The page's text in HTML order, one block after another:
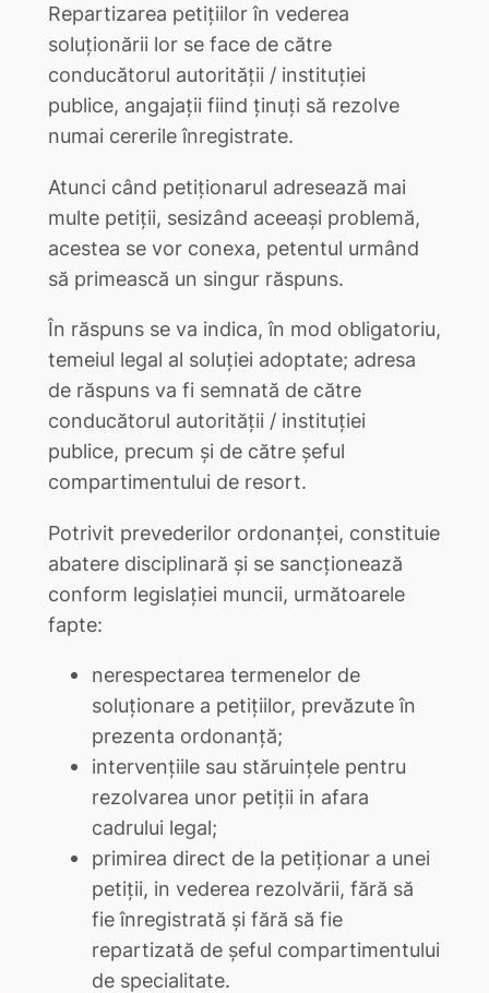
Repartizarea petiţiilor în vederea
soluţionării lor se face de către
conducătorul autorităţii / instituţiei
publice, angajaţii fiind ţinuţi să rezolve
numai cererile înregistrate.
Atunci când petiţionarul adresează mai
multe petiţii, sesizând aceeaşi problemă,
acestea se vor conexa, petentul urmând
să primească un singur răspuns.
În răspuns se va indica, în mod obligatoriu,
temeiul legal al soluţiei adoptate; adresa
de răspuns va fi semnată de către
conducătorul autorităţii / instituţiei
publice, precum şi de către şeful
compartimentului de resort.
Potrivit prevederilor ordonanţei, constituie
abatere disciplinară şi se sancţionează
conform legislaţiei muncii, următoarele
fapte:
nerespectarea termenelor de
soluţionare a petiţiilor, prevăzute în
prezenta ordonanţă;
intervenţiile sau stăruinţele pentru
rezolvarea unor petiţii in afara
cadrului legal;
primirea direct de la petiţionar a unei
petiţii, in vederea rezolvării, fără să
fie înregistrată şi fără să fie
repartizată de şeful compartimentului
de specialitate.